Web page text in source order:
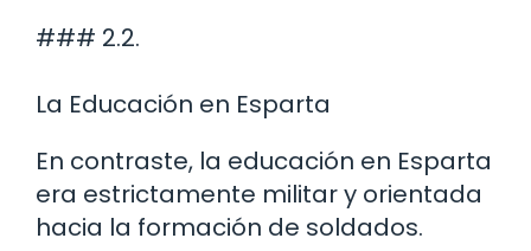
### 2.2.
La Educación en Esparta
En contraste, la educación en Esparta
era estrictamente militar y orientada
hacia la formación de soldados.